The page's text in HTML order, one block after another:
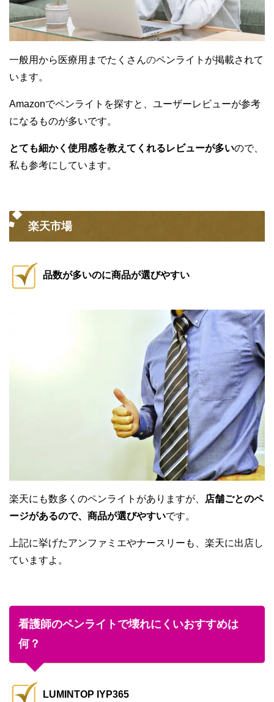
一般用から医療用までたくさんのペンライトが掲載されて
います。
Amazonでペンライトを探すと、ユーザーレビューが参考
になるものが多いです。
とても細かく使用感を教えてくれるレビューが多いので、
私も参考にしています。
楽天市場
品数が多いのに商品が選びやすい
楽天にも数多くのペンライトがありますが、
店舗ごとのペ
ージがあるので、商品が選びやすいです。
上記に挙げたアンファミエやナースリーも、楽天に出店し
ていますよ。
看護師のペンライトで壊れにくいおすすめは
何？
LUMINTOP IYP365